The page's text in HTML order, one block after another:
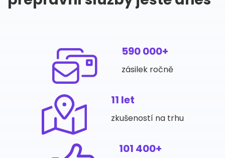
590 000+
zásilek ročně
11 let
zkušeností na trhu
101 400+